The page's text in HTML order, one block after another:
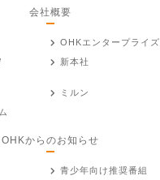
会社概要
OHKエンタープライズ
新本社
ミルン
OHKからのお知らせ
青少年向け推奨番組